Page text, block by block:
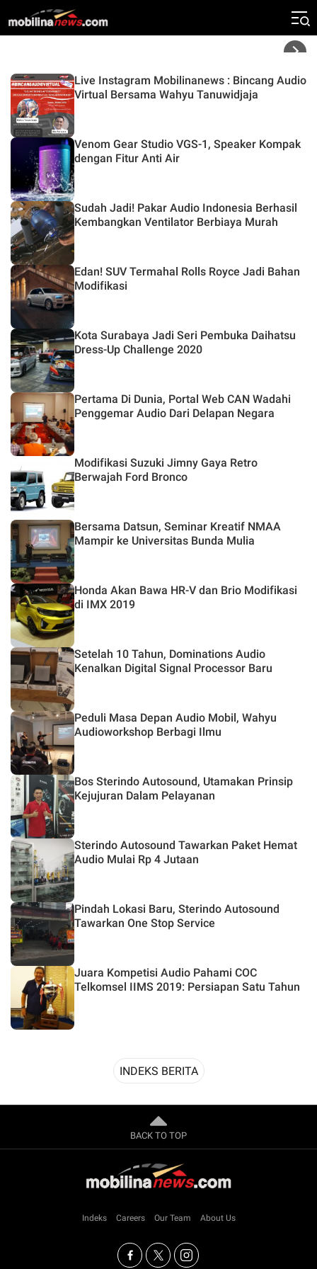
BAPJ Luncurkan 2 Head Unit Baru!
Live Instagram Mobilinanews : Bincang Audio
Virtual Bersama Wahyu Tanuwidjaja
Venom Gear Studio VGS-1, Speaker Kompak
dengan Fitur Anti Air
Sudah Jadi! Pakar Audio Indonesia Berhasil
Kembangkan Ventilator Berbiaya Murah
Edan! SUV Termahal Rolls Royce Jadi Bahan
Modifikasi
Kota Surabaya Jadi Seri Pembuka Daihatsu
Dress-Up Challenge 2020
Pertama Di Dunia, Portal Web CAN Wadahi
Penggemar Audio Dari Delapan Negara
Modifikasi Suzuki Jimny Gaya Retro
Berwajah Ford Bronco
Bersama Datsun, Seminar Kreatif NMAA
Mampir ke Universitas Bunda Mulia
Honda Akan Bawa HR-V dan Brio Modifikasi
di IMX 2019
Setelah 10 Tahun, Dominations Audio
Kenalkan Digital Signal Processor Baru
Peduli Masa Depan Audio Mobil, Wahyu
Audioworkshop Berbagi Ilmu
Bos Sterindo Autosound, Utamakan Prinsip
Kejujuran Dalam Pelayanan
Sterindo Autosound Tawarkan Paket Hemat
Audio Mulai Rp 4 Jutaan
Pindah Lokasi Baru, Sterindo Autosound
Tawarkan One Stop Service
Juara Kompetisi Audio Pahami COC
Telkomsel IIMS 2019: Persiapan Satu Tahun
INDEKS BERITA
BACK TO TOP
Indeks Careers Our Team About Us